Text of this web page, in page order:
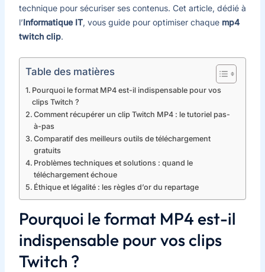
technique pour sécuriser ses contenus. Cet article, dédié à
l’Informatique IT, vous guide pour optimiser chaque mp4
twitch clip.
Table des matières
Pourquoi le format MP4 est-il indispensable pour vos
clips Twitch ?
Comment récupérer un clip Twitch MP4 : le tutoriel pas-
à-pas
Comparatif des meilleurs outils de téléchargement
gratuits
Problèmes techniques et solutions : quand le
téléchargement échoue
Éthique et légalité : les règles d’or du repartage
Pourquoi le format MP4 est-il
indispensable pour vos clips
Twitch ?